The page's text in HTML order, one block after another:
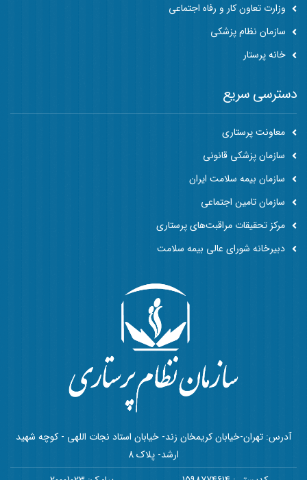
وزارت تعاون کار و رفاه اجتماعی
سازمان نظام پزشکی
خانه پرستار
آدرس: تهران-خیابان کریمخان زند- خیابان استاد نجات اللهی - کوچه شهید
ارشد- پلاک 8
دسترسی سریع
معاونت پرستاری
سازمان پزشکی قانونی
سازمان بیمه سلامت ایران
سازمان تامین اجتماعی
مرکز تحقیقات مراقبت‌های پرستاری
دبیرخانه شورای عالی بیمه سلامت